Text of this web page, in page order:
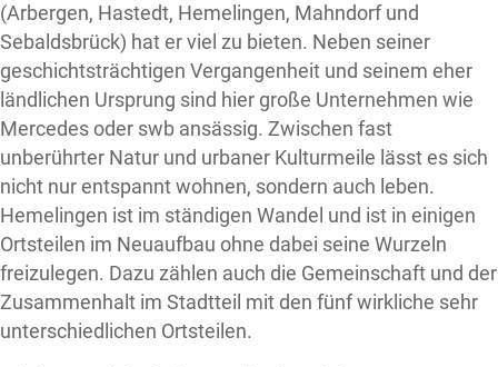
(Arbergen, Hastedt, Hemelingen, Mahndorf und
Sebaldsbrück) hat er viel zu bieten. Neben seiner
geschichtsträchtigen Vergangenheit und seinem eher
ländlichen Ursprung sind hier große Unternehmen wie
Mercedes oder swb ansässig. Zwischen fast
unberührter Natur und urbaner Kulturmeile lässt es sich
nicht nur entspannt wohnen, sondern auch leben.
Hemelingen ist im ständigen Wandel und ist in einigen
Ortsteilen im Neuaufbau ohne dabei seine Wurzeln
freizulegen. Dazu zählen auch die Gemeinschaft und der
Zusammenhalt im Stadtteil mit den fünf wirkliche sehr
unterschiedlichen Ortsteilen.